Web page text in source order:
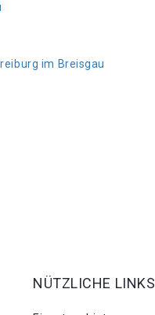
im Breisgau
NÜTZLICHE LINKS